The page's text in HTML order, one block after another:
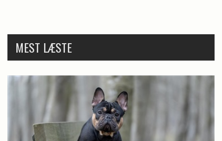
MEST LÆSTE